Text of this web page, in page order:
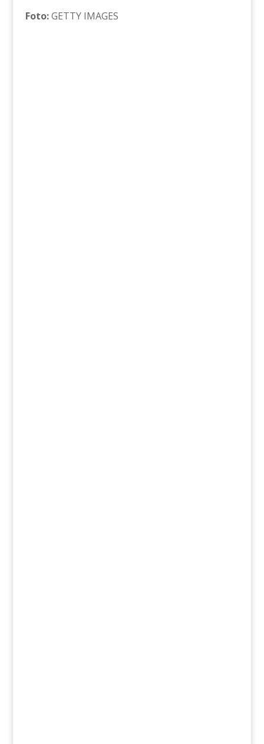
Foto:GETTY IMAGES